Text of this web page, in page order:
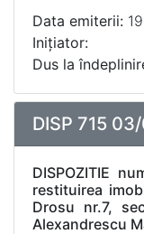
Data emiterii:
Inițiator:
Dus la
DISP 715
DISPOZITIE
restituirea
Drosu nr.7,
Alexandrescu